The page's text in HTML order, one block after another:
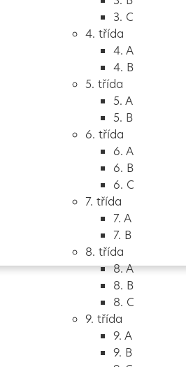
3. C
4. třída
4. A
4. B
5. třída
5. A
5. B
6. třída
6. A
6. B
6. C
7. třída
7. A
7. B
8. třída
8. A
8. B
8. C
9. třída
9. A
9. B